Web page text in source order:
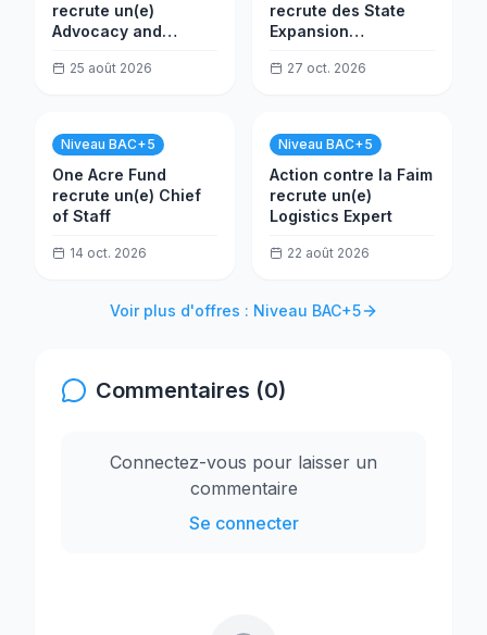
recrute un(e)
Advocacy and
Coordinator (EU)
25 août 2026
recrute des State
Expansion
27 oct. 2026
Niveau BAC+5
One Acre Fund
recrute un(e) Chief
of Staff
14 oct. 2026
Niveau BAC+5
Action contre la Faim
recrute un(e)
Logistics Expert
22 août 2026
Voir plus d'offres : Niveau BAC+5
Commentaires (0)
Connectez-vous pour laisser un
commentaire
Se connecter